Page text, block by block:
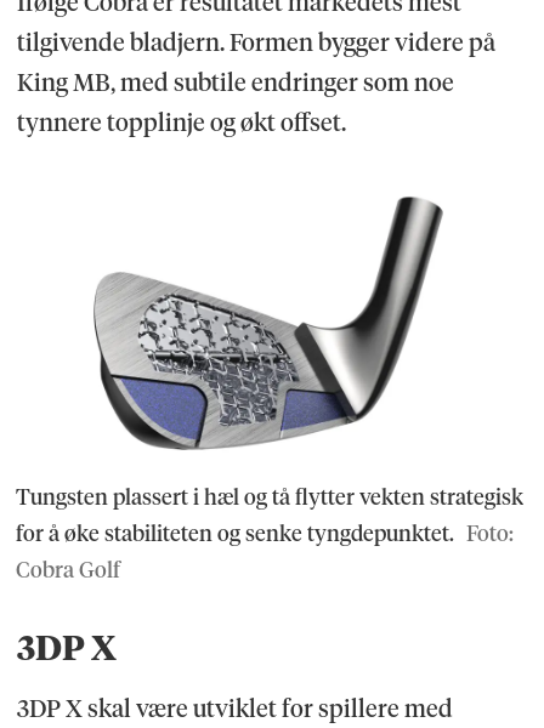
tilgivende bladjern. Formen bygger videre på
King MB, med subtile endringer som noe
tynnere topplinje og økt offset.
Tungsten plassert i hæl og tå flytter vekten strategisk
for å øke stabiliteten og senke tyngdepunktet. Foto:
Cobra Golf
3DP X
3DP X skal være utviklet for spillere med